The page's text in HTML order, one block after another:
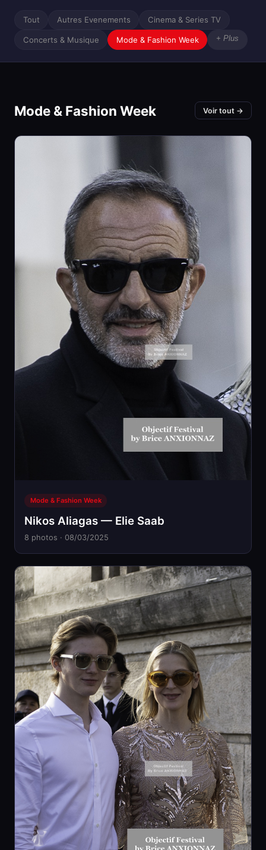
Tout Autres Evenements Cinema & Series TV
Concerts & Musique Mode & Fashion Week + Plus
Mode & Fashion Week Voir tout →
Mode & Fashion Week
Nikos Aliagas — Elie Saab
8 photos · 08/03/2025